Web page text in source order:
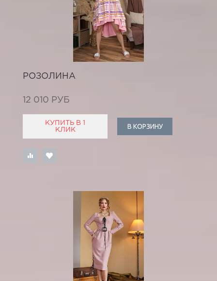
РОЗОЛИНА
12 010 РУБ
КУПИТЬ В 1
КЛИК
В КОРЗИНУ